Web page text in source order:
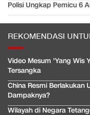
Polisi Ungkap Pemicu 6
REKOMENDASI
Video Mesum 'Yang Wis
Tersangka
China Resmi Berlakukan
Dampaknya?
Wilayah di Negara